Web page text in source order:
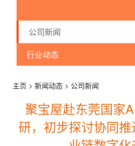
邮传频道公司新闻
行业动态
主页 > 新闻动态 > 公司新闻
聚宝屋赴东莞国家
研，初步探讨协同